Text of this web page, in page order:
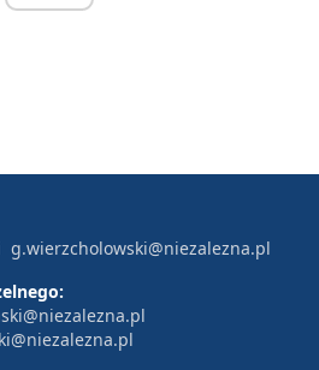
g.wierzcholowski@niezalezna.pl